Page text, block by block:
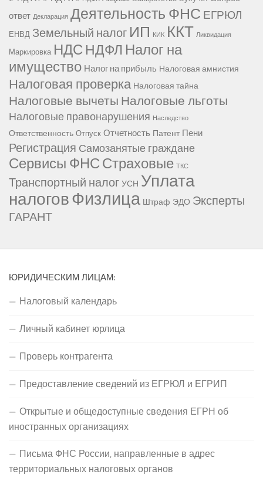
ответ Декларация Деятельность ФНС ЕГРЮЛ
ЕНВД Земельный налог ИП КИК ККТ Ликвидация
Маркировка НДС НДФЛ Налог на
имущество Налог на прибыль Налоговая амнистия
Налоговая проверка Налоговая тайна
Налоговые вычетыНалоговые льготы
Налоговые правонарушения Наследство
Ответственность Отпуск Отчетность Патент Пени
Регистрация Самозанятые граждане
Сервисы ФНССтраховые ТКС
Транспортный налогУСН Уплата
налоговФизлица Штраф ЭДО Эксперты
ГАРАНТ
ЮРИДИЧЕСКИМ ЛИЦАМ:
Налоговый календарь
Личный кабинет юрлица
Проверь контрагента
Предоставление сведений из ЕГРЮЛ и ЕГРИП
Открытые и общедоступные сведения ЕГРН об
иностранных организациях
Письма ФНС России, направленные в адрес
территориальных налоговых органов